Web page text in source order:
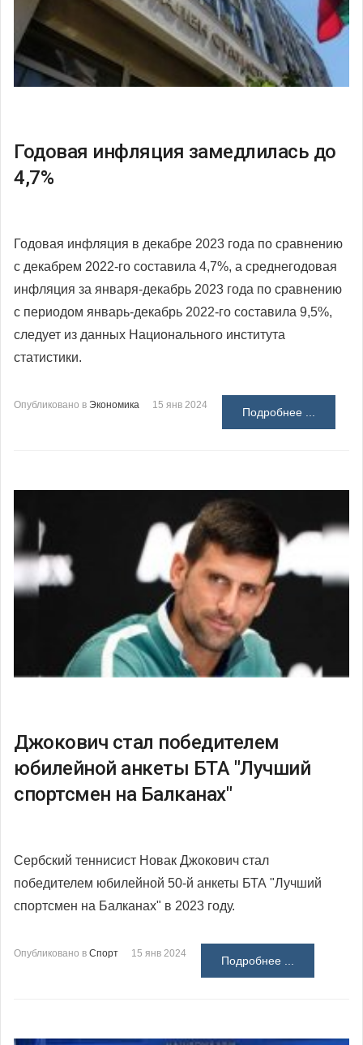
Годовая инфляция замедлилась до
4,7%
Годовая инфляция в декабре 2023 года по сравнению
с декабрем 2022-го составила 4,7%, а среднегодовая
инфляция за января-декабрь 2023 года по сравнению
с периодом январь-декабрь 2022-го составила 9,5%,
следует из данных Национального института
статистики.
Опубликовано в Экономика 15 янв 2024
Подробнее ...
Джокович стал победителем
юбилейной анкеты БТА "Лучший
спортсмен на Балканах"
Сербский теннисист Новак Джокович стал
победителем юбилейной 50-й анкеты БТА "Лучший
спортсмен на Балканах" в 2023 году.
Опубликовано в Спорт 15 янв 2024
Подробнее ...